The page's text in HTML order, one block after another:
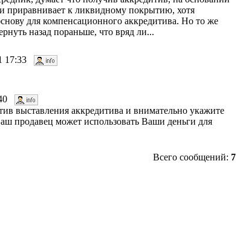
приравнивает к ликвидному покрытию, хотя
для компенсационного аккредитива. Но то же
назад пораньше, что вряд ли...
17:33
выставления аккредитива и внимательно укажите
продавец может использовать Ваши деньги для
Всего сообщений: 7